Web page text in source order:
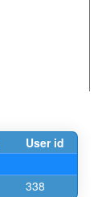
User id
338